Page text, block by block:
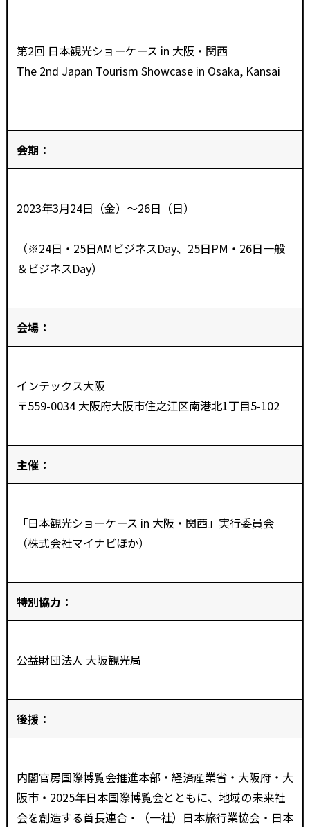
第2回 日本観光ショーケース in 大阪・関西
The 2nd Japan Tourism Showcase in Osaka, Kansai
会期：
2023年3月24日（金）～26日（日）
（※24日・25日AMビジネスDay、25日PM・26日一般
＆ビジネスDay）
会場：
インテックス大阪
〒559-0034 大阪府大阪市住之江区南港北1丁目5-102
主催：
「日本観光ショーケース in 大阪・関西」実行委員会
（株式会社マイナビほか）
特別協力：
公益財団法人 大阪観光局
後援：
内閣官房国際博覧会推進本部・経済産業省・大阪府・大
阪市・ 2025年日本国際博覧会とともに、地域の未来社
会を創造する首長連合・（一社）日本旅行業協会・日本